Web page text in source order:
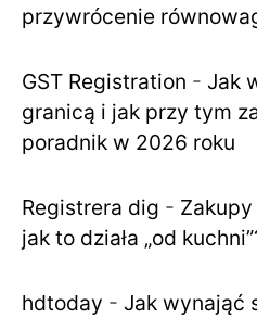
przywrócenie
GST Registration - Jak
granicą i jak przy tym
poradnik w 2026 roku
Registrera dig -
jak to działa „od
hdtoday - Jak wynająć